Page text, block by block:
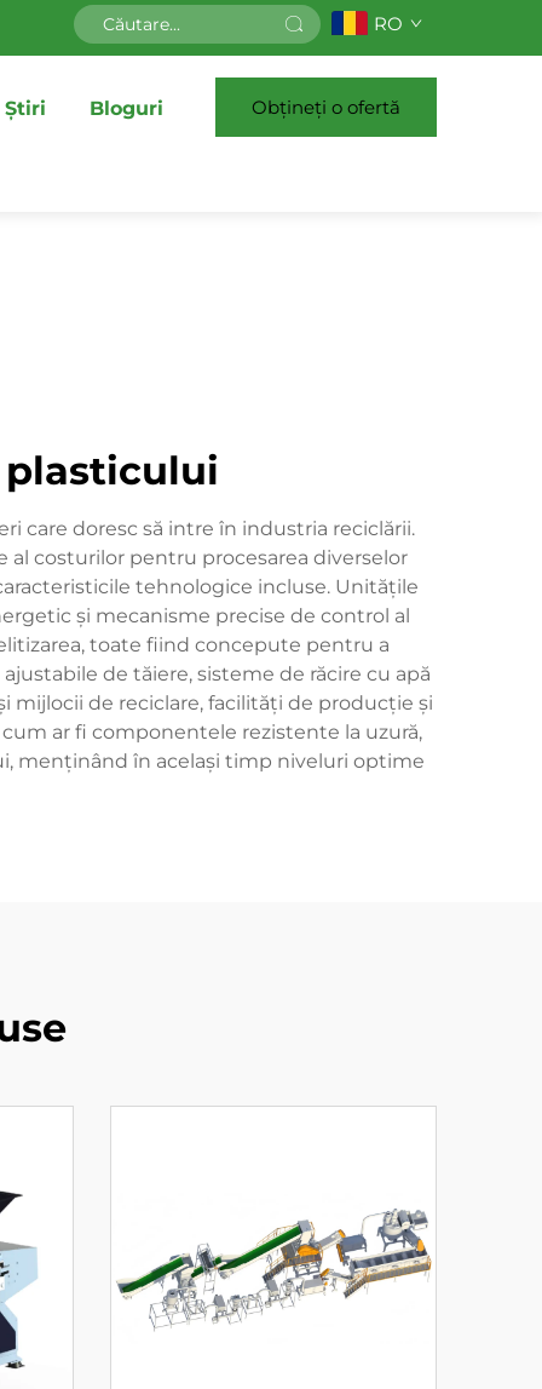
RO
Știri Bloguri Obțineți o ofertă
care doresc să intre în industria reciclării.
al costurilor pentru procesarea diverselor
tehnologice incluse. Unitățile
și mecanisme precise de control al
toate fiind concepute pentru a
de tăiere, sisteme de răcire cu apă
de reciclare, facilități de producție și
ar fi componentele rezistente la uzură,
menținând în același timp niveluri optime